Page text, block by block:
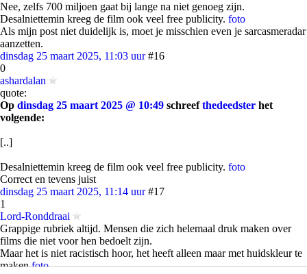
Nee, zelfs 700 miljoen gaat bij lange na niet genoeg zijn.
Desalniettemin kreeg de film ook veel free publicity. foto
Als mijn post niet duidelijk is, moet je misschien even je sarcasmeradar
aanzetten.
dinsdag 25 maart 2025, 11:03 uur #16
0
ashardalan
quote:
Op dinsdag 25 maart 2025 @ 10:49 schreefthedeedster het
volgende:
[..]
Desalniettemin kreeg de film ook veel free publicity. foto
Correct en tevens juist
dinsdag 25 maart 2025, 11:14 uur #17
1
Lord-Ronddraai
Grappige rubriek altijd. Mensen die zich helemaal druk maken over
films die niet voor hen bedoelt zijn.
Maar het is niet racistisch hoor, het heeft alleen maar met huidskleur te
makenfoto